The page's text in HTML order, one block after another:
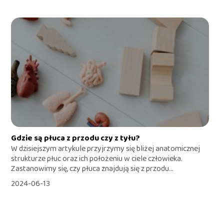
Gdzie są płuca z przodu czy z tyłu?
W dzisiejszym artykule przyjrzymy się bliżej anatomicznej
strukturze płuc oraz ich położeniu w ciele człowieka.
Zastanowimy się, czy płuca znajdują się z przodu...
2024-06-13